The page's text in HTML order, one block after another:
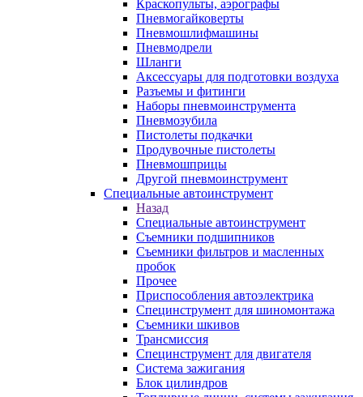
Краскопульты, аэрографы
Пневмогайковерты
Пневмошлифмашины
Пневмодрели
Шланги
Аксессуары для подготовки воздуха
Разъемы и фитинги
Наборы пневмоинструмента
Пневмозубила
Пистолеты подкачки
Продувочные пистолеты
Пневмошприцы
Другой пневмоинструмент
Специальные автоинструмент
Назад
Специальные автоинструмент
Съемники подшипников
Съемники фильтров и масленных
пробок
Прочее
Приспособления автоэлектрика
Специнструмент для шиномонтажа
Съемники шкивов
Трансмиссия
Специнструмент для двигателя
Система зажигания
Блок цилиндров